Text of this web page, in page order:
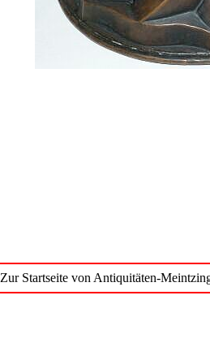
Zur Startseite von Antiquitäten-